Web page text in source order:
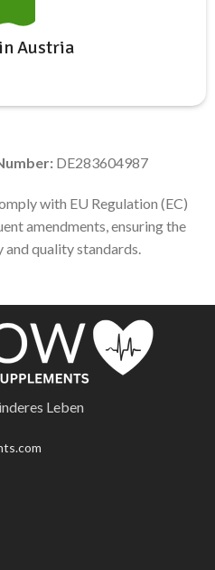
Austria
DE283604987
with EU Regulation (EC)
amendments, ensuring the
quality standards.
Leben